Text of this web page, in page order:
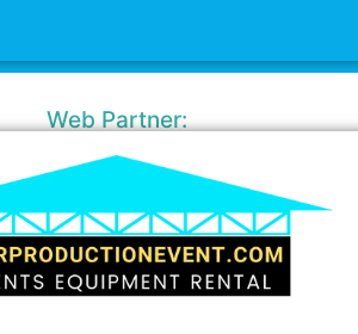
Web Partner: